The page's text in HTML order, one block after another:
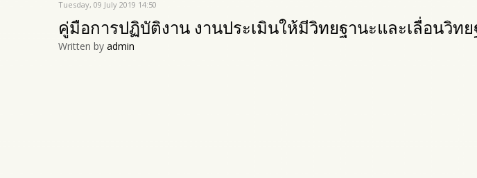
Tuesday, 09 July 2019 14:50
คู่มือการปฏิบัติงาน งานประเมินให้มีวิทยฐานะและเลื่อนวิทย
Written by admin